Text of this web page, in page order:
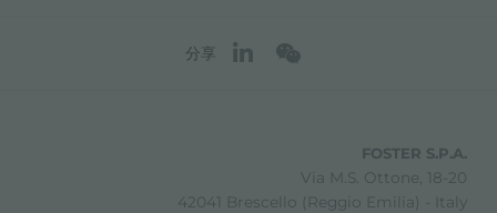
分享
FOSTER S.P.A.
Via M.S. Ottone, 18-20
42041 Brescello (Reggio Emilia) - Italy